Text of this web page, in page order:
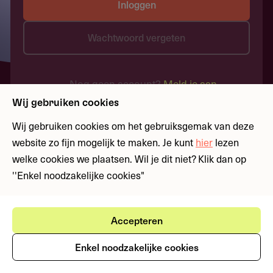
Inloggen
Wachtwoord vergeten
Nog geen account?Meld je aan
Wij gebruiken cookies
Wij gebruiken cookies om het gebruiksgemak van deze
website zo fijn mogelijk te maken. Je kunt hier lezen
welke cookies we plaatsen. Wil je dit niet? Klik dan op
''Enkel noodzakelijke cookies"
Accepteren
Enkel noodzakelijke cookies